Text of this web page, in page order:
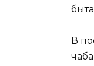
В